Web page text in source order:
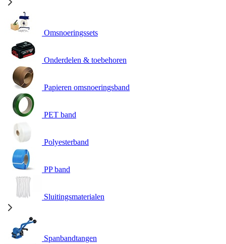
Omsnoeringssets
Onderdelen & toebehoren
Papieren omsnoeringsband
PET band
Polyesterband
PP band
Sluitingsmaterialen
Spanbandtangen